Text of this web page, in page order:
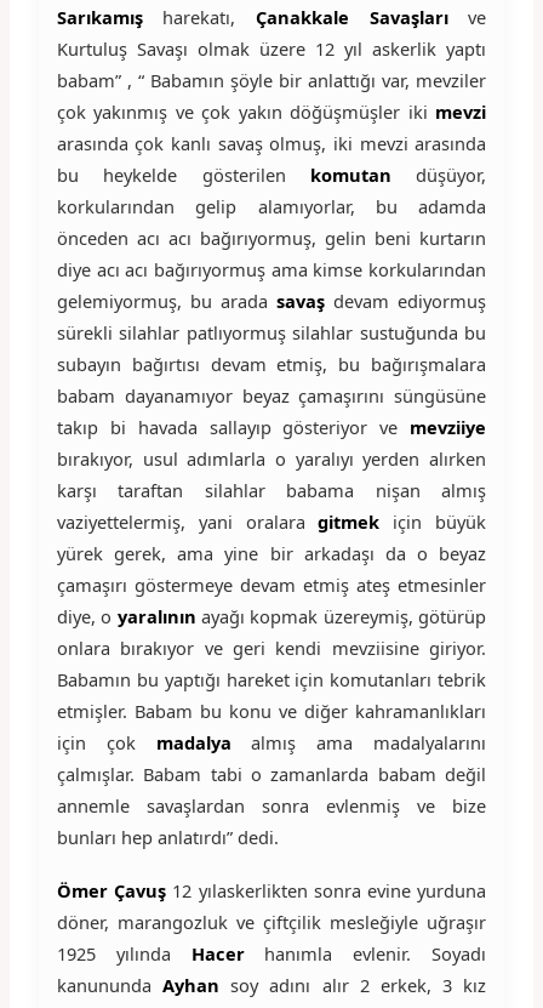
Sarıkamışharekatı, Çanakkale Savaşlarıve
Kurtuluş Savaşı olmak üzere 12 yıl askerlik yaptı
babam” , “ Babamın şöyle bir anlattığı var, mevziler
çok yakınmış ve çok yakın döğüşmüşler iki mevzi
arasında çok kanlı savaş olmuş, iki mevzi arasında
bu heykelde gösterilen komutan düşüyor,
korkularından gelip alamıyorlar, bu adamda
önceden acı acı bağırıyormuş, gelin beni kurtarın
diye acı acı bağırıyormuş ama kimse korkularından
gelemiyormuş, bu aradasavaş devam ediyormuş
sürekli silahlar patlıyormuş silahlar sustuğunda bu
subayın bağırtısı devam etmiş, bu bağırışmalara
babam dayanamıyor beyaz çamaşırını süngüsüne
takıp bi havada sallayıp gösteriyor ve mevziiye
bırakıyor, usul adımlarla o yaralıyı yerden alırken
karşı taraftan silahlar babama nişan almış
vaziyettelermiş, yani oralaragitmek için büyük
yürek gerek, ama yine bir arkadaşı da o beyaz
çamaşırı göstermeye devam etmiş ateş etmesinler
diye, o yaralının ayağı kopmak üzereymiş, götürüp
onlara bırakıyor ve geri kendi mevziisine giriyor.
Babamın bu yaptığı hareket için komutanları tebrik
etmişler. Babam bu konu ve diğer kahramanlıkları
için çok madalya almış ama madalyalarını
çalmışlar. Babam tabi o zamanlarda babam değil
annemle savaşlardan sonra evlenmiş ve bize
bunları hep anlatırdı” dedi.
Ömer Çavuş 12 yılaskerlikten sonra evine yurduna
döner, marangozluk ve çiftçilik mesleğiyle uğraşır
1925 yılında Hacerhanımla evlenir. Soyadı
kanunundaAyhan soy adını alır 2 erkek, 3 kız